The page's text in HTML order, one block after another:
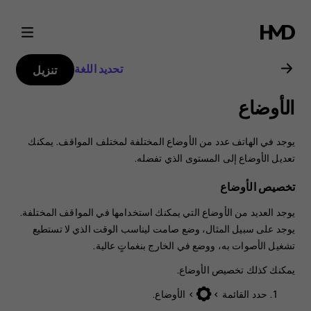
دليل
مستخدم
2017
Nokia
130
تحديد اللغة تنزيل
الأوضاع
يوجد في الهاتف عدد من الأوضاع المختلفة لمختلف المواقف. يمكنك
تعديل الأوضاع إلى المستوى الذي تفضله.
تخصيص الأوضاع
يوجد العديد من الأوضاع التي يمكنك استخدامها في المواقف المختلفة.
يوجد على سبيل المثال، وضع صامت ليناسب الوقت الذي لا تستطيع
تشغيل الأصوات به، ووضع في الخارج بنغماتٍ عالية.
يمكنك كذلك تخصيص الأوضاع.
حدد
>
> الأوضاع.